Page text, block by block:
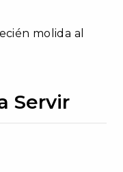
molida al
Servir